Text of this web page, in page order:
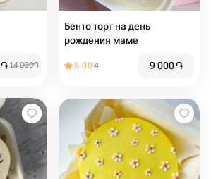
֏14 000֏
Бенто торт на день
рождения маме
5.004 9 000֏